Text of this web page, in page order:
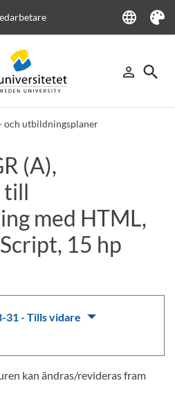
language
Language
Tema
person_outline
Logga in
search
Sök
och utbildningsplaner
(A),
till
med HTML,
15 hp
31 - Tills vidare
kan ändras/revideras fram